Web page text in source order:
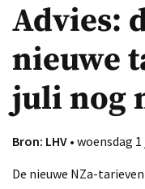
Advies:
nieuwe
juli nog
Bron: LHV • woensdag
De nieuwe NZa-